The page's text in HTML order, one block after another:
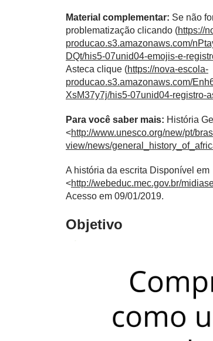
Material complementar: Se não
problematização clicando (https://
producao.s3.amazonaws.com/
DQt/his5-07unid04-emojis-e-
Asteca clique (https://nova-escola-
producao.s3.amazonaws.com/
XsM37y7j/his5-07unid04-registro-
Para você saber mais: História
<http://www.unesco.org/new/pt/
view/news/
A história da escrita Disponível em
<http://webeduc.mec.gov.br/
Acesso em 09/01/2019.
Objetivo